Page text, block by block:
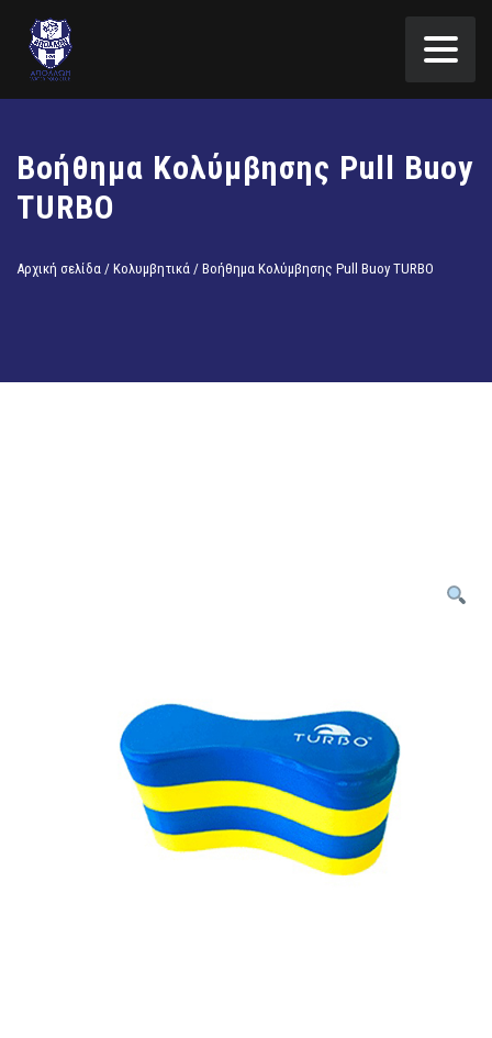
Βοήθημα Κολύμβησης Pull Buoy
TURBO
Αρχική σελίδα / Κολυμβητικά / Βοήθημα Κολύμβησης Pull Buoy TURBO